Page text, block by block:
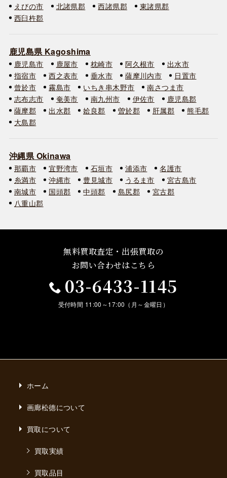
えびの市
北諸県郡 西諸県郡
東諸県郡
西臼杵郡
鹿児島県 Kagoshima
鹿児島市 鹿屋市 枕崎市 阿久根市
出水市
指宿市
西之表市 垂水市 薩摩川内市
日置市
曾於市
霧島市 いちき串木野市
南さつま市
志布志市
奄美市 南九州市 伊佐市
鹿児島郡
薩摩郡
出水郡 姶良郡 曽於郡 肝属郡
熊毛郡
大島郡
沖縄県 Okinawa
那覇市 宜野湾市 石垣市 浦添市
名護市
糸満市
沖縄市 豊見城市 うるま市
宮古島市
南城市
国頭郡 中頭郡 島尻郡
宮古郡
八重山郡
無料買取査定・出張買取の
お問い合わせはこちら
03-6433-1145
受付時間 11:00～17:00（月～金曜日）
ホーム
画廊松德について
買取について
買取実績
買取品目